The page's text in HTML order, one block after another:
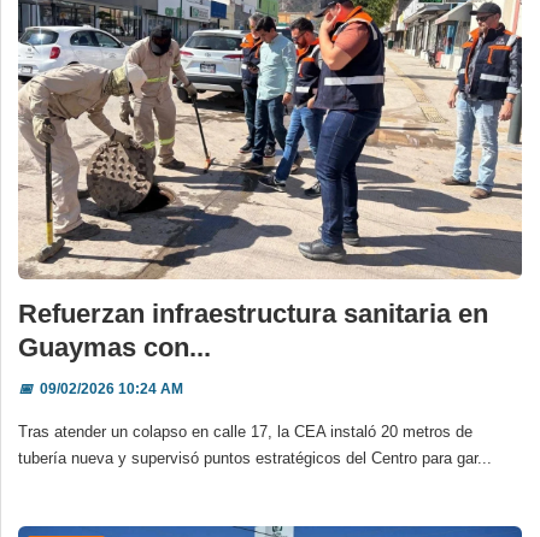
Refuerzan infraestructura sanitaria en
Guaymas con...
📅09/02/2026 10:24 AM
Tras atender un colapso en calle 17, la CEA instaló 20 metros de
tubería nueva y supervisó puntos estratégicos del Centro para gar...